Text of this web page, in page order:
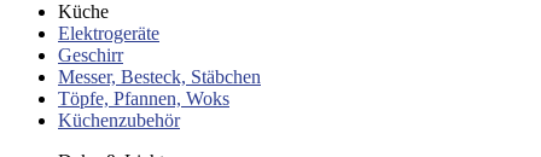
Küche
Elektrogeräte
Geschirr
Messer, Besteck, Stäbchen
Töpfe, Pfannen, Woks
Küchenzubehör